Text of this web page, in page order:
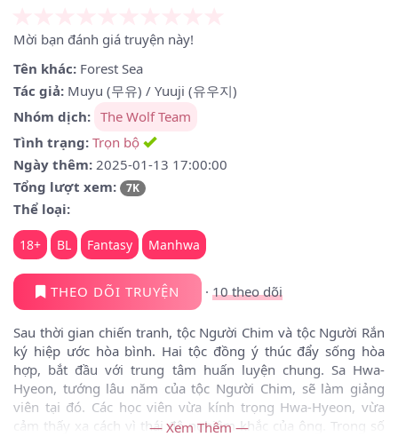
Mời bạn đánh giá truyện này!
Tên khác: Forest Sea
Tác giả: Muyu (무유) / Yuuji (유우지)
Nhóm dịch: The Wolf Team
Tình trạng: Trọn bộ
Ngày thêm: 2025-01-13 17:00:00
Tổng lượt xem:
7K
Thể loại:
18+ BL Fantasy Manhwa
THEO DÕI TRUYỆN · 10theo dõi
Sau thời gian chiến tranh, tộc Người Chim và tộc Người Rắn
ký hiệp ước hòa bình. Hai tộc đồng ý thúc đẩy sống hòa
hợp, bắt đầu với trung tâm huấn luyện chung. Sa Hwa-
Hyeon, tướng lâu năm của tộc Người Chim, sẽ làm giảng
viên tại đó. Các học viên vừa kính trọng Hwa-Hyeon, vừa
cảm thấy xa cách vì thái độ nghiêm khắc của ông. Trong số
— Xem Thêm —